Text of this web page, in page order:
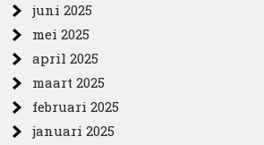
juni 2025
mei 2025
april 2025
maart 2025
februari 2025
januari 2025